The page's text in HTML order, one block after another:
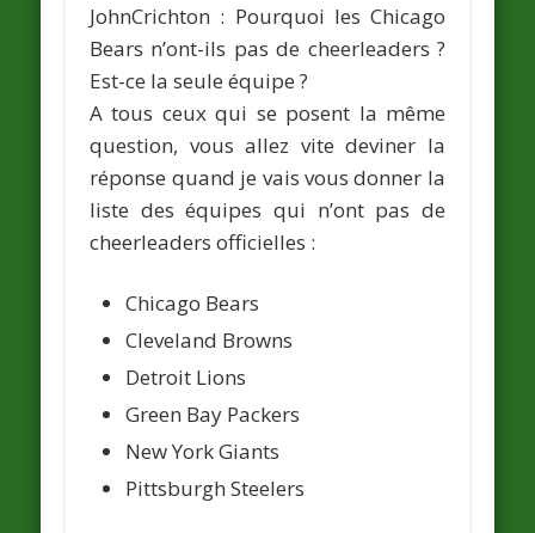
JohnCrichton : Pourquoi les Chicago
Bears n’ont-ils pas de cheerleaders ?
Est-ce la seule équipe ?
A tous ceux qui se posent la même
question, vous allez vite deviner la
réponse quand je vais vous donner la
liste des équipes qui n’ont pas de
cheerleaders officielles :
Chicago Bears
Cleveland Browns
Detroit Lions
Green Bay Packers
New York Giants
Pittsburgh Steelers